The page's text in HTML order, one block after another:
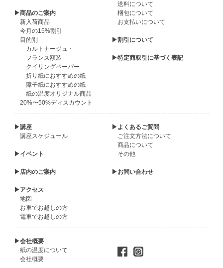
▶商品のご案内
新入荷商品
今月の15%割引
目的別
カルトナージュ・
フランス額装
クイリングペーパー
折り紙におすすめの紙
障子紙におすすめの紙
紙の温度オリジナル商品
20%〜50%ディスカウント
送料について
梱包について
お支払いについて
▶割引について
▶特定商取引に基づく表記
▶講座
講座スケジュール
▶イベント
▶店内のご案内
▶アクセス
地図
お車でお越しの方
電車でお越しの方
▶よくあるご質問
ご注文方法について
商品について
その他
▶お問い合わせ
▶会社概要
紙の温度について
会社概要